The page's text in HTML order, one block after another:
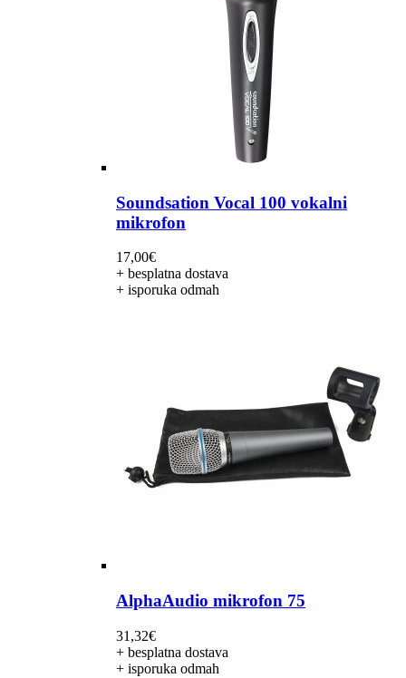
Soundsation Vocal 100 vokalni
mikrofon
17,00€
+ besplatna dostava
+ isporuka odmah
AlphaAudio mikrofon 75
31,32€
+ besplatna dostava
+ isporuka odmah